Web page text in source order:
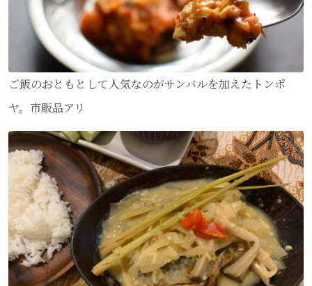
ご飯のおともとして人気なのがサンバルを加えたトンポ
ヤ。市販品アリ